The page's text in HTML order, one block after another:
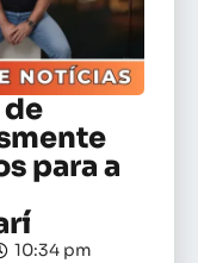
para a
10:34 pm